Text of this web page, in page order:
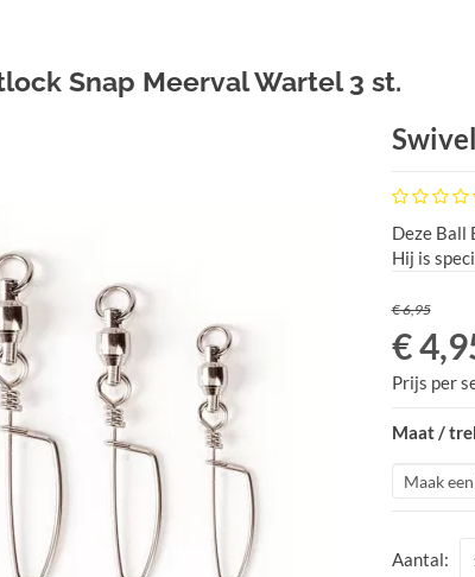
Snap Meerval Wartel 3 st.
Deze Ball
Hij is
€ 6,95
€
Prijs per
Maat /
Aantal: